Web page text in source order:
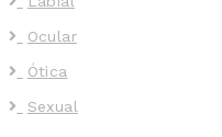
Ocular
Ótica
Sexual